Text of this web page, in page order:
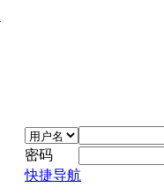
密码
快捷导航